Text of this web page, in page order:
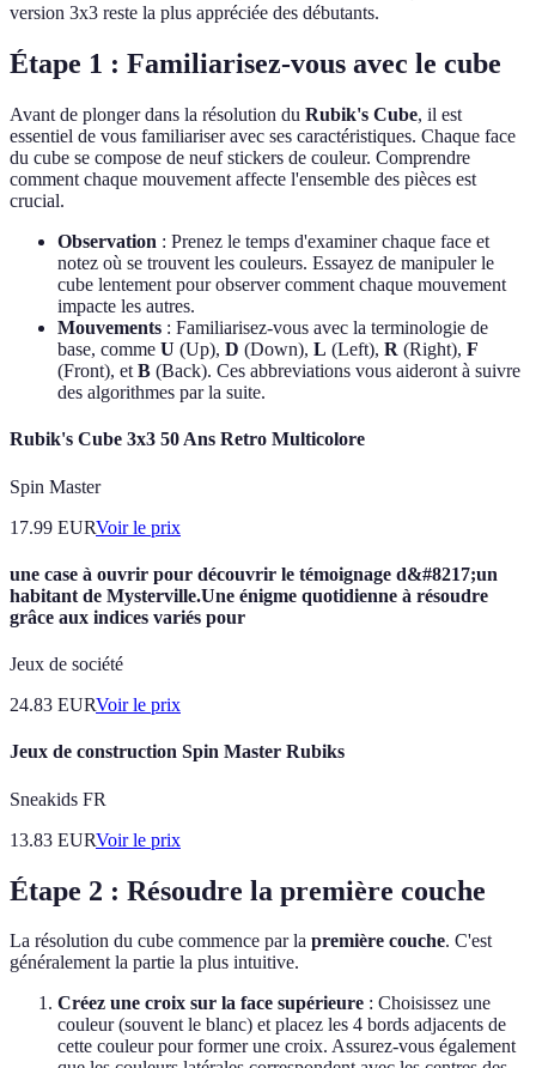
version 3x3 reste la plus appréciée des débutants.
Étape 1 : Familiarisez-vous avec le cube
Avant de plonger dans la résolution du Rubik's Cube, il est
essentiel de vous familiariser avec ses caractéristiques. Chaque face
du cube se compose de neuf stickers de couleur. Comprendre
comment chaque mouvement affecte l'ensemble des pièces est
crucial.
Observation : Prenez le temps d'examiner chaque face et
notez où se trouvent les couleurs. Essayez de manipuler le
cube lentement pour observer comment chaque mouvement
impacte les autres.
Mouvements : Familiarisez-vous avec la terminologie de
base, comme U (Up), D (Down), L (Left), R (Right), F
(Front), et B (Back). Ces abbreviations vous aideront à suivre
des algorithmes par la suite.
Rubik's Cube 3x3 50 Ans Retro Multicolore
Spin Master
17.99 EURVoir le prix
une case à ouvrir pour découvrir le témoignage d&#8217;un
habitant de Mysterville.Une énigme quotidienne à résoudre
grâce aux indices variés pour
Jeux de société
24.83 EURVoir le prix
Jeux de construction Spin Master Rubiks
Sneakids FR
13.83 EURVoir le prix
Étape 2 : Résoudre la première couche
La résolution du cube commence par la première couche. C'est
généralement la partie la plus intuitive.
Créez une croix sur la face supérieure : Choisissez une
couleur (souvent le blanc) et placez les 4 bords adjacents de
cette couleur pour former une croix. Assurez-vous également